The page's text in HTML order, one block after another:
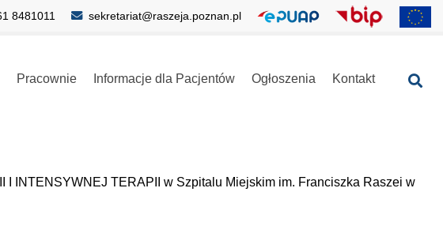
8481011 sekretariat@raszeja.poznan.pl
Pracownie Informacje dla Pacjentów Ogłoszenia Kontakt
INTENSYWNEJ TERAPII w Szpitalu Miejskim im. Franciszka Raszei w